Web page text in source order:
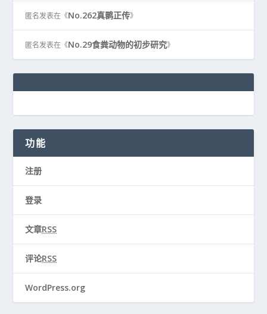
匿名发表在《No.262真鹮正传》
匿名发表在《No.29食粪动物的初步研究》
功能
注册
登录
文章RSS
评论RSS
WordPress.org